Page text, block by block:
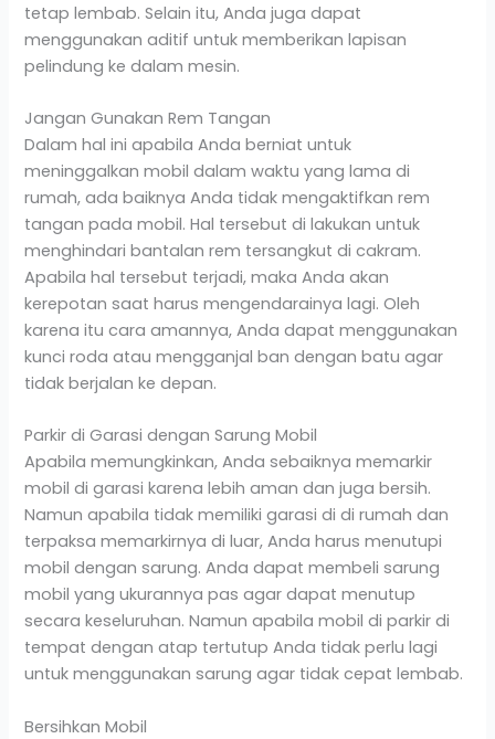
tetap lembab. Selain itu, Anda juga dapat
menggunakan aditif untuk memberikan lapisan
pelindung ke dalam mesin.
Jangan Gunakan Rem Tangan
Dalam hal ini apabila Anda berniat untuk
meninggalkan mobil dalam waktu yang lama di
rumah, ada baiknya Anda tidak mengaktifkan rem
tangan pada mobil. Hal tersebut di lakukan untuk
menghindari bantalan rem tersangkut di cakram.
Apabila hal tersebut terjadi, maka Anda akan
kerepotan saat harus mengendarainya lagi. Oleh
karena itu cara amannya, Anda dapat menggunakan
kunci roda atau mengganjal ban dengan batu agar
tidak berjalan ke depan.
Parkir di Garasi dengan Sarung Mobil
Apabila memungkinkan, Anda sebaiknya memarkir
mobil di garasi karena lebih aman dan juga bersih.
Namun apabila tidak memiliki garasi di di rumah dan
terpaksa memarkirnya di luar, Anda harus menutupi
mobil dengan sarung. Anda dapat membeli sarung
mobil yang ukurannya pas agar dapat menutup
secara keseluruhan. Namun apabila mobil di parkir di
tempat dengan atap tertutup Anda tidak perlu lagi
untuk menggunakan sarung agar tidak cepat lembab.
Bersihkan Mobil